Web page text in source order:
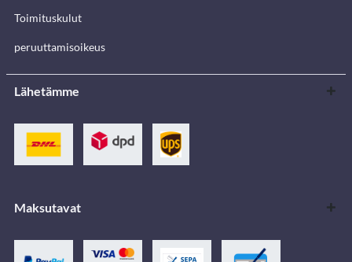
Toimituskulut
peruuttamisoikeus
Lähetämme
Maksutavat